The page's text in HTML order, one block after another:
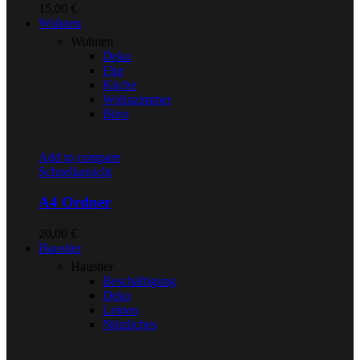
15,00 €
Wohnen
Wohnen
Deko
Flur
Küche
Wohnzimmer
Büro
Add to compare
Schnellansicht
A4 Ordner
20,00 €
Haustier
Haustier
Beschäftigung
Deko
Leinen
Nützliches